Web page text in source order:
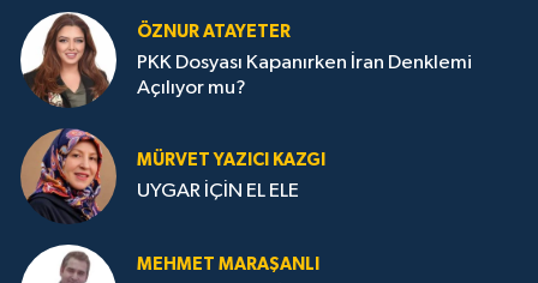
ÖZNUR ATAYETER
PKK Dosyası Kapanırken İran Denklemi
Açılıyor mu?
MÜRVET YAZICI KAZGI
UYGAR İÇİN EL ELE
MEHMET MARAŞANLI